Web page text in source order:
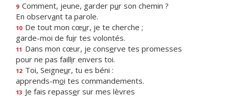
9 Comment, jeune, garder pur son chemin ?
En observant ta parole.
10 De tout mon cœur, je te cherche ;
garde-moi de fuir tes volontés.
11 Dans mon cœur, je conserve tes promesses
pour ne pas faillir envers toi.
12 Toi, Seigneur, tu es béni :
apprends-moi tes commandements.
13 Je fais repasser sur mes lèvres